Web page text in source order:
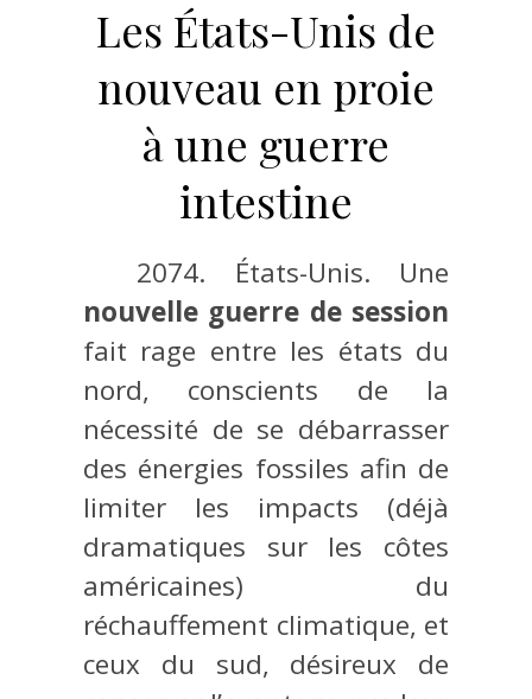
Les États-Unis de
nouveau en proie
à une guerre
intestine
2074. États-Unis. Une
nouvelle guerre de session
fait rage entre les états du
nord, conscients de la
nécessité de se débarrasser
des énergies fossiles afin de
limiter les impacts (déjà
dramatiques sur les côtes
américaines) du
réchauffement climatique, et
ceux du sud, désireux de